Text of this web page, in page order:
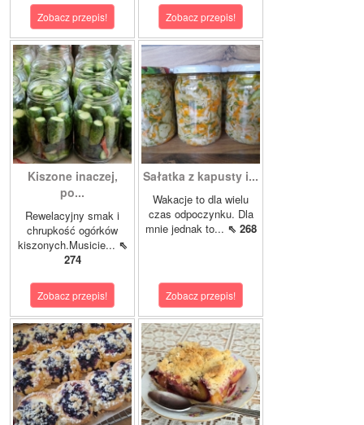
Zobacz przepis! Zobacz przepis!
Kiszone inaczej,
po...
Rewelacyjny smak i
chrupkość ogórków
kiszonych.Musicie... ⇖
274
Zobacz przepis!
Sałatka z kapusty i...
Wakacje to dla wielu
czas odpoczynku. Dla
mnie jednak to... ⇖ 268
Zobacz przepis!